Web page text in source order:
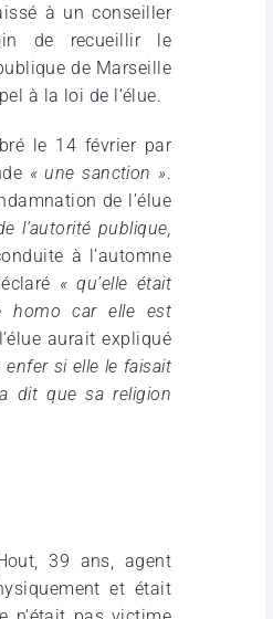
à un conseiller
de recueillir le
de Marseille
à la loi de l’élue.
le 14 février par
« une sanction ».
de l’élue
l’autorité publique,
à l’automne
« qu’elle était
homo car elle est
aurait expliqué
enfer si elle le faisait
dit que sa religion
39 ans, agent
et était